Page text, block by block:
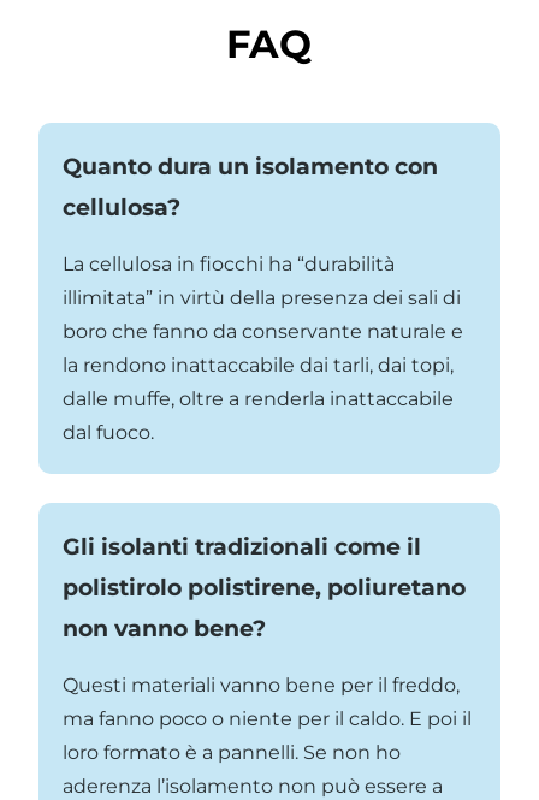
FAQ
Quanto dura un isolamento con
cellulosa?
La cellulosa in fiocchi ha “durabilità
illimitata” in virtù della presenza dei sali di
boro che fanno da conservante naturale e
la rendono inattaccabile dai tarli, dai topi,
dalle muffe, oltre a renderla inattaccabile
dal fuoco.
Gli isolanti tradizionali come il
polistirolo polistirene, poliuretano
non vanno bene?
Questi materiali vanno bene per il freddo,
ma fanno poco o niente per il caldo. E poi il
loro formato è a pannelli. Se non ho
aderenza l’isolamento non può essere a